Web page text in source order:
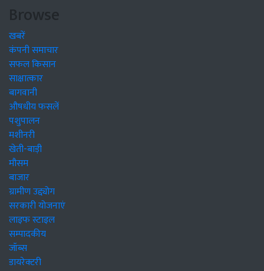
Browse
खबरें
कंपनी समाचार
सफल किसान
साक्षात्कार
बागवानी
औषधीय फसलें
पशुपालन
मशीनरी
खेती-बाड़ी
मौसम
बाजार
ग्रामीण उद्द्योग
सरकारी योजनाएं
लाइफ स्टाइल
सम्पादकीय
जॉब्स
डायरेक्टरी